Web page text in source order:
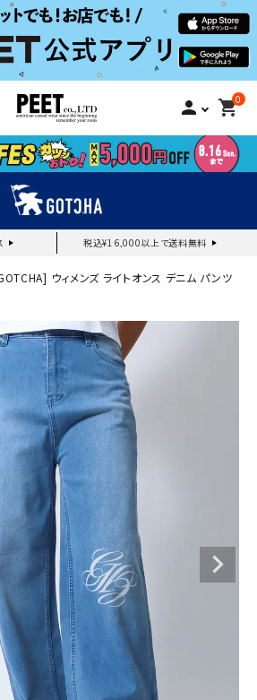
person 0
shopping_cart
税込¥16,000以上で送料無料
search
ー
ウィメンズ ライトオンス デニム パンツ